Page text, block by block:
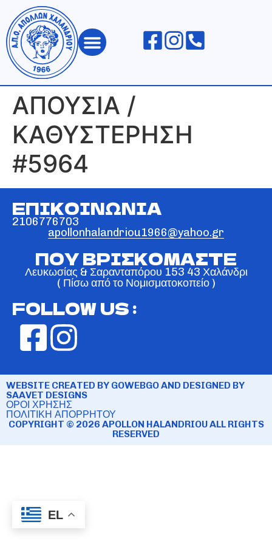
ΑΠΟΥΣΙΑ /
ΚΑΘΥΣΤΕΡΗΣΗ
#5964
ΕΠΙΚΟΙΝΩΝΙΑ
2106776703
apollonhalandriou1966@yahoo.gr
ΠΟΥ ΒΡΙΣΚΟΜΑΣΤΕ
Λευκωσίας & Σαρανταπόρου 153 43 Χαλάνδρι
( Πίσω από το Νομισματοκοπείο )
FOLLOW US :
WEBSITE CREATED BY GOWEBGO AND DESIGNED BY
SAAVET DESIGNS
ΟΡΟΙ ΧΡΗΣΗΣ
ΠΟΛΙΤΙΚΗ ΑΠΟΡΡΗΤΟΥ
COPYRIGHT © 2026 APOLLON HALANDRIOU ALL RIGHTS
RESERVED
EL